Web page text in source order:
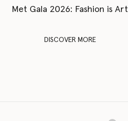
Met Gala 2026: Fashion is Art
DISCOVER MORE